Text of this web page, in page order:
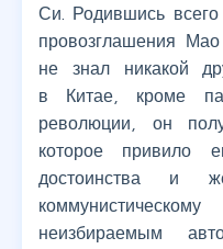
Си. Родившись всего
провозглашения
не знал никакой
в Китае, кроме
революции, он
которое привило
достоинства и
неизбираемым